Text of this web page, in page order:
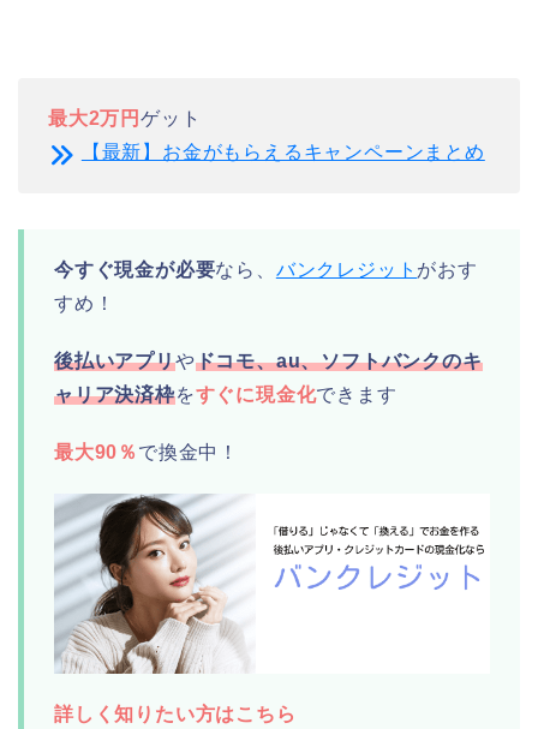
最大2万円 ゲット
【最新】お金がもらえるキャンペーンまとめ
今すぐ現金が必要なら、 バンクレジット がおす
すめ！
後払いアプリやドコモ、au、ソフトバンクのキ
ャリア決済枠をすぐに現金化できます
最大90％ で換金中！
詳しく知りたい方はこちら